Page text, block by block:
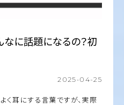
なに話題になるの？初
2025-04-25
く耳にする言葉ですが、実際